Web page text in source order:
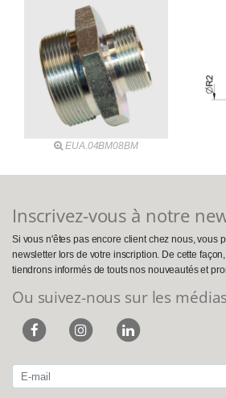
EUA.04BM08BM
Inscrivez-vous à notre
Si vous n'êtes pas encore client chez nous, vous
newsletter lors de votre inscription. De cette
tiendrons informés de touts nos nouveautés et
Ou suivez-nous sur les